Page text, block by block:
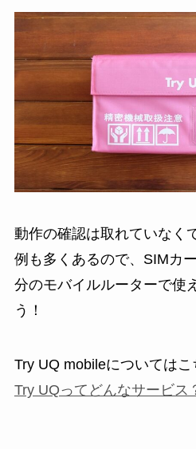
動作の確認は取れていなく
例も多くあるので、SIMカ
分のモバイルルーターで使
う！
Try UQ mobileについてはこ
Try UQってどんなサービス